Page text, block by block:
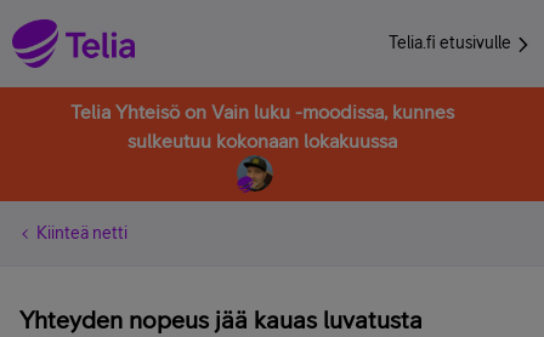
Telia.fi etusivulle
Telia Yhteisö on Vain luku -moodissa, kunnes
sulkeutuu kokonaan lokakuussa
Kiinteä netti
Yhteyden nopeus jää kauas luvatusta